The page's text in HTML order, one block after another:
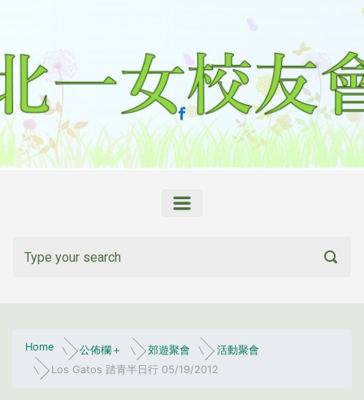
Home 公佈欄＋ 郊遊聚會
活動聚會
Los Gatos 踏青半日行 05/19/2012